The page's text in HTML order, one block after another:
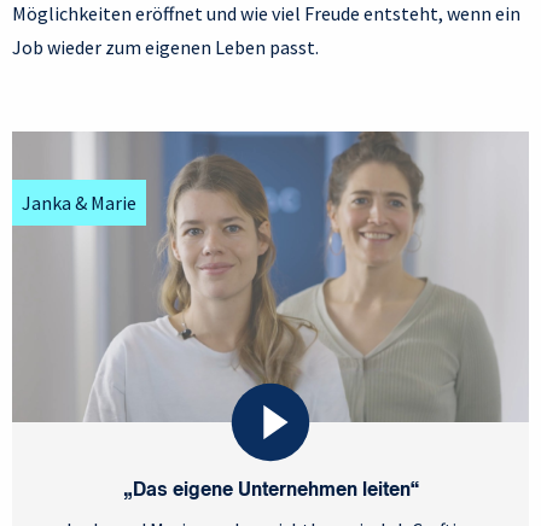
Möglichkeiten eröffnet und wie viel Freude entsteht, wenn ein
Job wieder zum eigenen Leben passt.
Janka & Marie
„Das eigene Unternehmen leiten“